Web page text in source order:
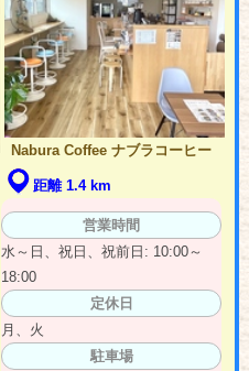
Nabura Coffee ナブラコーヒー
距離 1.4 km
営業時間
水～日、祝日、祝前日: 10:00～
18:00
定休日
月、火
駐車場